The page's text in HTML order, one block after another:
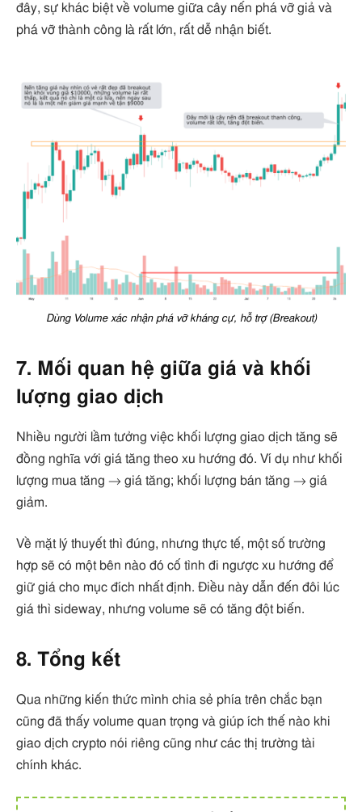
đây, sự khác biệt về volume giữa cây nến phá vỡ giả và
phá vỡ thành công là rất lớn, rất dễ nhận biết.
Dùng Volume xác nhận phá vỡ kháng cự, hỗ trợ (Breakout)
7. Mối quan hệ giữa giá và khối
lượng giao dịch
Nhiều người lầm tưởng việc khối lượng giao dịch tăng sẽ
đồng nghĩa với giá tăng theo xu hướng đó. Ví dụ như khối
lượng mua tăng → giá tăng; khối lượng bán tăng → giá
giảm.
Về mặt lý thuyết thì đúng, nhưng thực tế, một số trường
hợp sẽ có một bên nào đó cố tình đi ngược xu hướng để
giữ giá cho mục đích nhất định. Điều này dẫn đến đôi lúc
giá thì sideway, nhưng volume sẽ có tăng đột biến.
8. Tổng kết
Qua những kiến thức mình chia sẻ phía trên chắc bạn
cũng đã thấy volume quan trọng và giúp ích thế nào khi
giao dịch crypto nói riêng cũng như các thị trường tài
chính khác.